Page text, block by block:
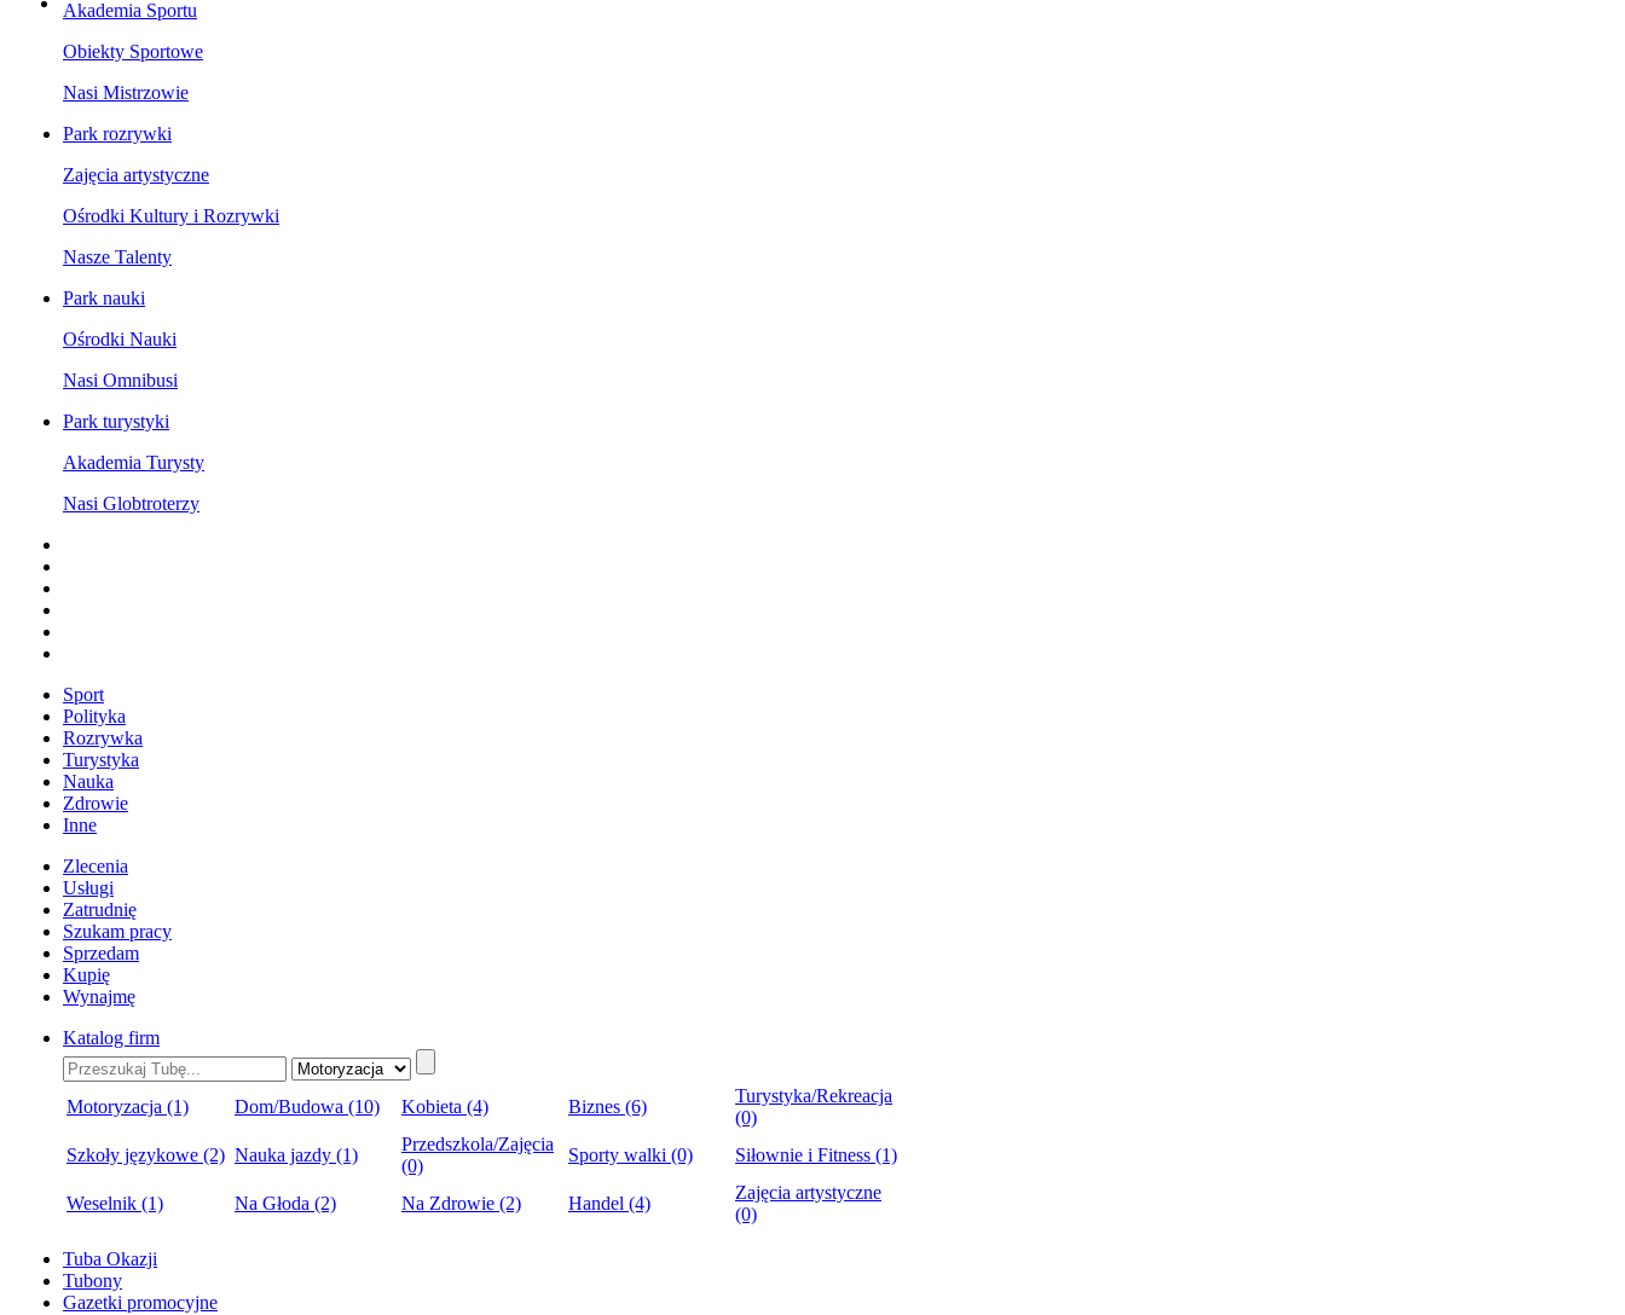
Akademia Sportu
Obiekty Sportowe
Nasi Mistrzowie
Park rozrywki
Zajęcia artystyczne
Ośrodki Kultury i Rozrywki
Nasze Talenty
Park nauki
Ośrodki Nauki
Nasi Omnibusi
Park turystyki
Akademia Turysty
Nasi Globtroterzy
Sport
Polityka
Rozrywka
Turystyka
Nauka
Zdrowie
Inne
Zlecenia
Usługi
Zatrudnię
Szukam pracy
Sprzedam
Kupię
Wynajmę
Katalog firm
Motoryzacja (1) Dom/Budowa (10) Kobieta (4) Biznes (6)
Turystyka/Rekreacja
(0)
Szkoły językowe (2) Nauka jazdy (1)
Przedszkola/Zajęcia
(0)
Sporty walki (0) Siłownie i Fitness (1)
Weselnik (1) Na Głoda (2) Na Zdrowie (2) Handel (4)
Zajęcia artystyczne
(0)
Tuba Okazji
Tubony
Gazetki promocyjne